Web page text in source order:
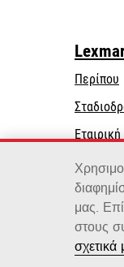
Περίπου
μας.
στους